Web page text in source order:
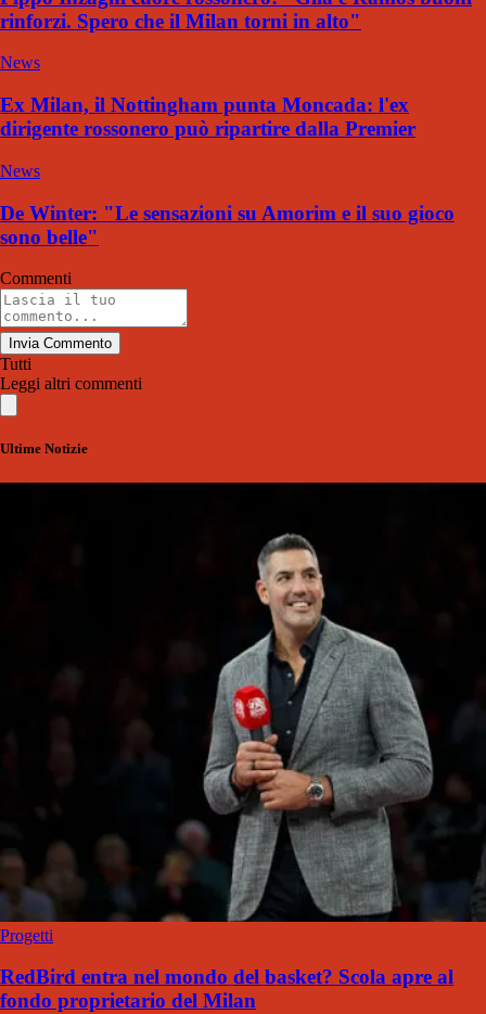
rinforzi. Spero che il Milan torni in alto"
News
Ex Milan, il Nottingham punta Moncada: l'ex
dirigente rossonero può ripartire dalla Premier
News
De Winter: "Le sensazioni su Amorim e il suo gioco
sono belle"
Commenti
Invia Commento
Tutti
Leggi altri commenti
Ultime Notizie
Progetti
RedBird entra nel mondo del basket? Scola apre al
fondo proprietario del Milan